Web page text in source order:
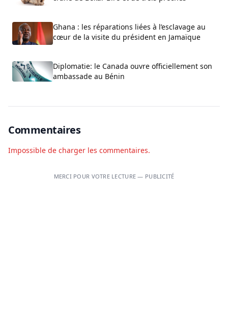
Ghana : les réparations liées à l’esclavage au
cœur de la visite du président en Jamaïque
Diplomatie: le Canada ouvre officiellement son
ambassade au Bénin
Commentaires
Impossible de charger les commentaires.
MERCI POUR VOTRE LECTURE — PUBLICITÉ